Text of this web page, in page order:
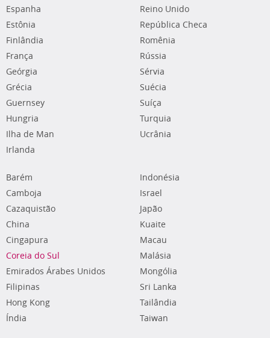
Espanha
Estônia
Finlândia
França
Geórgia
Grécia
Guernsey
Hungria
Ilha de Man
Irlanda
Reino Unido
República Checa
Romênia
Rússia
Sérvia
Suécia
Suíça
Turquia
Ucrânia
Barém
Camboja
Cazaquistão
China
Cingapura
Coreia do Sul
Emirados Árabes Unidos
Filipinas
Hong Kong
Índia
Indonésia
Israel
Japão
Kuaite
Macau
Malásia
Mongólia
Sri Lanka
Tailândia
Taiwan